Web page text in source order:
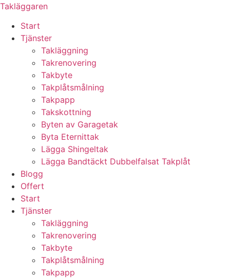
Skip
content
Takläggaren
Start
Tjänster
Takläggning
Takrenovering
Takbyte
Takplåtsmålning
Takpapp
Takskottning
Byten av Garagetak
Byta Eternittak
Lägga Shingeltak
Lägga Bandtäckt Dubbelfalsat Takplåt
Blogg
Offert
Start
Tjänster
Takläggning
Takrenovering
Takbyte
Takplåtsmålning
Takpapp